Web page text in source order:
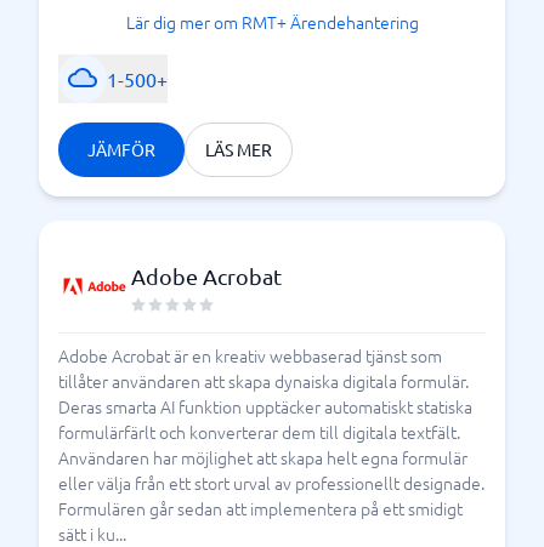
Lär dig mer om RMT+ Ärendehantering
1-500+
JÄMFÖR LÄS MER
Adobe Acrobat
Adobe Acrobat är en kreativ webbaserad tjänst som
tillåter användaren att skapa dynaiska digitala formulär.
Deras smarta AI funktion upptäcker automatiskt statiska
formulärfärlt och konverterar dem till digitala textfält.
Användaren har möjlighet att skapa helt egna formulär
eller välja från ett stort urval av professionellt designade.
Formulären går sedan att implementera på ett smidigt
sätt i ku...